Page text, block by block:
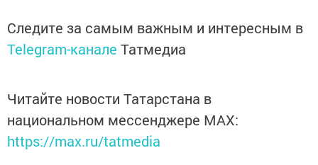
Следите за самым важным и интересным в
Telegram-канале Татмедиа
Читайте новости Татарстана в
национальном мессенджере MАХ:
https://max.ru/tatmedia